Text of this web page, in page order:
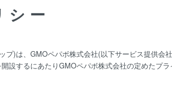
シー
)は、 GMOペパボ株式会社(以下サービス提供会
設するにあたりGMOペパボ株式会社の定めたプ